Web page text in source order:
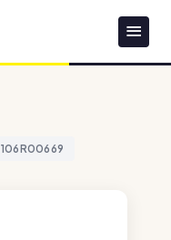
106R00669